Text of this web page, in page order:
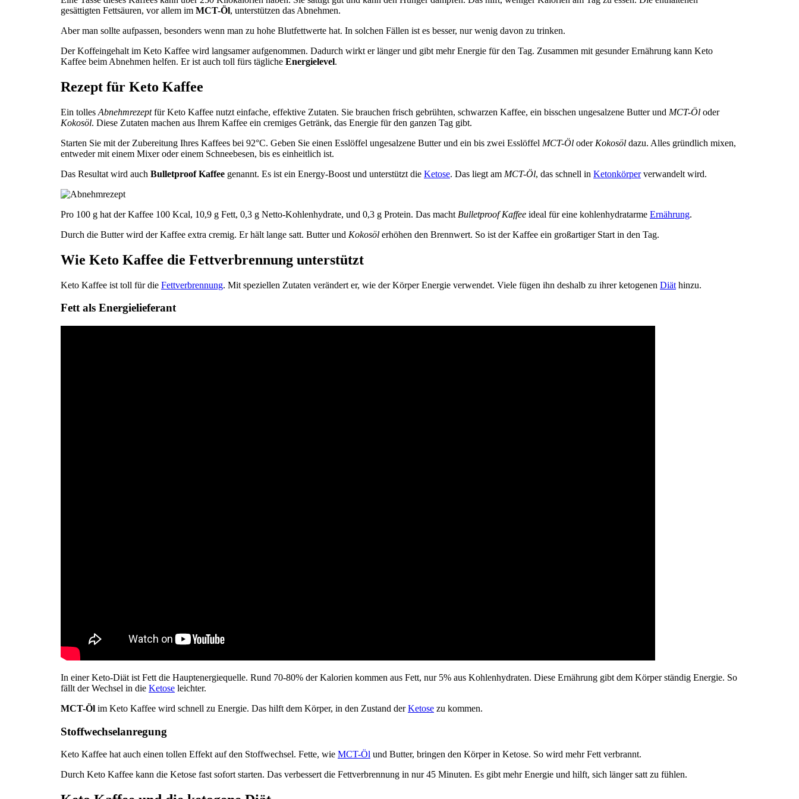
gesättigten Fettsäuren, vor allem im MCT-Öl, unterstützen das Abnehmen.
Aber man sollte aufpassen, besonders wenn man zu hohe Blutfettwerte hat. In solchen Fällen ist es besser, nur wenig davon zu trinken.
Der Koffeingehalt im Keto Kaffee wird langsamer aufgenommen. Dadurch wirkt er länger und gibt mehr Energie für den Tag. Zusammen mit gesunder Ernährung kann Keto
Kaffee beim Abnehmen helfen. Er ist auch toll fürs tägliche Energielevel.
Rezept für Keto Kaffee
Ein tolles Abnehmrezeptfür Keto Kaffee nutzt einfache, effektive Zutaten. Sie brauchen frisch gebrühten, schwarzen Kaffee, ein bisschen ungesalzene Butter und MCT-Öl oder
Kokosöl. Diese Zutaten machen aus Ihrem Kaffee ein cremiges Getränk, das Energie für den ganzen Tag gibt.
Starten Sie mit der Zubereitung Ihres Kaffees bei 92°C. Geben Sie einen Esslöffel ungesalzene Butter und ein bis zwei Esslöffel MCT-Öl oder Kokosöl dazu. Alles gründlich mixen,
entweder mit einem Mixer oder einem Schneebesen, bis es einheitlich ist.
Das Resultat wird auch Bulletproof Kaffee genannt. Es ist ein Energy-Boost und unterstützt die Ketose. Das liegt am MCT-Öl, das schnell in Ketonkörperverwandelt wird.
Pro 100 g hat der Kaffee 100 Kcal, 10,9 g Fett, 0,3 g Netto-Kohlenhydrate, und 0,3 g Protein. Das macht Bulletproof Kaffee ideal für eine kohlenhydratarme Ernährung.
Durch die Butter wird der Kaffee extra cremig. Er hält lange satt. Butter und Kokosöl erhöhen den Brennwert. So ist der Kaffee ein großartiger Start in den Tag.
Wie Keto Kaffee die Fettverbrennung unterstützt
Keto Kaffee ist toll für die Fettverbrennung. Mit speziellen Zutaten verändert er, wie der Körper Energie verwendet. Viele fügen ihn deshalb zu ihrer ketogenen Diät hinzu.
Fett als Energielieferant
In einer Keto-Diät ist Fett die Hauptenergiequelle. Rund 70-80% der Kalorien kommen aus Fett, nur 5% aus Kohlenhydraten. Diese Ernährung gibt dem Körper ständig Energie. So
fällt der Wechsel in die Ketose leichter.
MCT-Öl im Keto Kaffee wird schnell zu Energie. Das hilft dem Körper, in den Zustand derKetose zu kommen.
Stoffwechselanregung
Keto Kaffee hat auch einen tollen Effekt auf den Stoffwechsel. Fette, wie MCT-Öl und Butter, bringen den Körper in Ketose. So wird mehr Fett verbrannt.
Durch Keto Kaffee kann die Ketose fast sofort starten. Das verbessert die Fettverbrennung in nur 45 Minuten. Es gibt mehr Energie und hilft, sich länger satt zu fühlen.